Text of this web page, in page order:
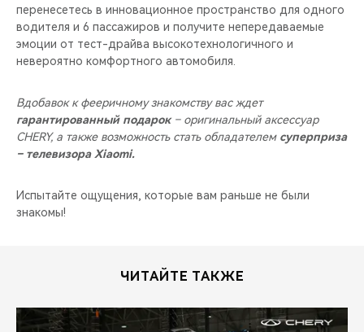
перенесетесь в инновационное пространство для одного
водителя и 6 пассажиров и получите непередаваемые
эмоции от тест-драйва высокотехнологичного и
невероятно комфортного автомобиля.
Вдобавок к фееричному знакомству вас ждет
гарантированный подарок– оригинальный аксессуар
CHERY, а также возможность стать обладателем суперприза
– телевизора Xiaomi.
Испытайте ощущения, которые вам раньше не были
знакомы!
ЧИТАЙТЕ ТАКЖЕ